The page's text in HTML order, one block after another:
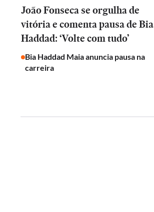
João Fonseca se orgulha de
vitória e comenta pausa de Bia
Haddad: ‘Volte com tudo’
Bia Haddad Maia anuncia pausa na
carreira